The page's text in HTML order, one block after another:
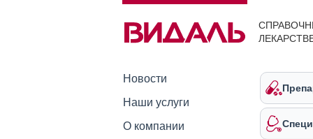
Новости
Наши услуги
О компании